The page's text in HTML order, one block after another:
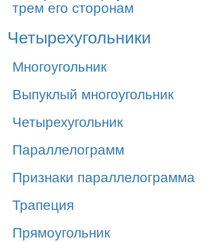
трем его сторонам
Четырехугольники
Многоугольник
Выпуклый многоугольник
Четырехугольник
Параллелограмм
Признаки параллелограмма
Трапеция
Прямоугольник